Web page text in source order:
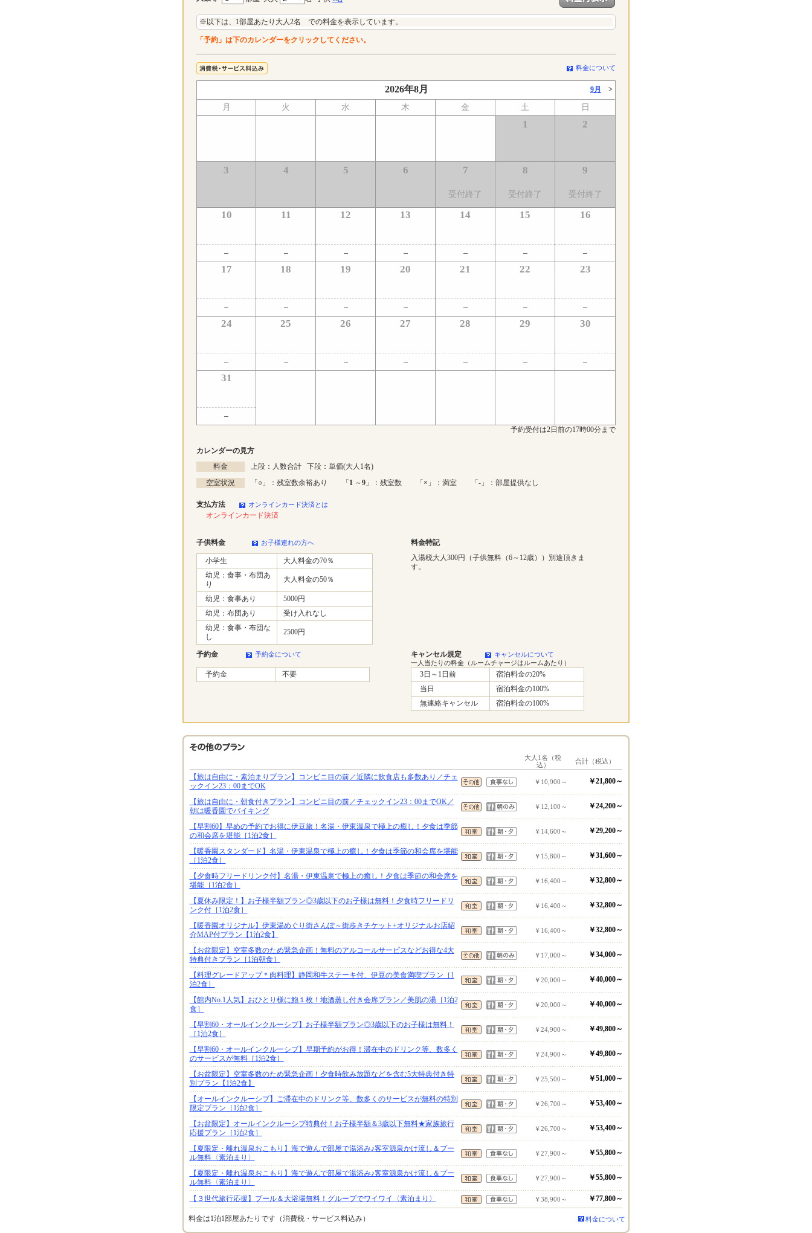
※以下は、1部屋あたり大人2名 での料金を表示しています。
「予約」は下のカレンダーをクリックしてください。
料金について
2026年8月 9月 >
月 火 水 木 金 土 日
1 2
3 4 5 6 7
受付終了
8
受付終了
9
受付終了
10 11 12 13 14 15 16
17 18 19 20 21 22 23
24 25 26 27 28 29 30
31
予約受付は2日前の17時00分まで
カレンダーの見方
料金
上段：人数合計 下段：単価(大人1名)
空室状況
「○ 」：残室数余裕あり 「1 ～9 」：残室数 「× 」：満室 「-」：部屋提供なし
支払方法 オンラインカード決済とは
オンラインカード決済
子供料金 お子様連れの方へ 料金特記
小学生
大人料金の70％
幼児：食事・布団あ
り
大人料金の50％
幼児：食事あり
5000円
幼児：布団あり
受け入れなし
幼児：食事・布団な
し
2500円
入湯税大人300円（子供無料（6～12歳））別途頂きま
す。
予約金 予約金について キャンセル規定
キャンセルについて
一人当たりの料金（ルームチャージはルームあたり）
予約金 不要 3日～1日前
宿泊料金の20%
当日
宿泊料金の100%
無連絡キャンセル
宿泊料金の100%
大人1名（税
込）
合計（税込）
【旅は自由に・素泊まりプラン】コンビニ目の前／近隣に飲食店も多数あり／チェ
ックイン23：00までOK
￥10,900～ ￥21,800～
【旅は自由に・朝食付きプラン】コンビニ目の前／チェックイン23：00までOK／
朝は暖香園でバイキング
￥12,100～ ￥24,200～
【早割60】早めの予約でお得に伊豆旅！名湯・伊東温泉で極上の癒し！夕食は季節
の和会席を堪能［1泊2食］
￥14,600～ ￥29,200～
【暖香園スタンダード】名湯・伊東温泉で極上の癒し！夕食は季節の和会席を堪能
［1泊2食］
￥15,800～ ￥31,600～
【夕食時フリードリンク付】名湯・伊東温泉で極上の癒し！夕食は季節の和会席を
堪能［1泊2食］
￥16,400～ ￥32,800～
【夏休み限定！】お子様半額プラン◎3歳以下のお子様は無料！夕食時フリードリ
ンク付［1泊2食］
￥16,400～ ￥32,800～
【暖香園オリジナル】伊東湯めぐり街さんぽ～街歩きチケット+オリジナルお店紹
介MAP付プラン【1泊2食】
￥16,400～ ￥32,800～
【お盆限定】空室多数のため緊急企画！無料のアルコールサービスなどお得な4大
特典付きプラン［1泊朝食］
￥17,000～ ￥34,000～
【料理グレードアップ＊肉料理】静岡和牛ステーキ付、伊豆の美食満喫プラン［1
泊2食］
￥20,000～ ￥40,000～
【館内No.1人気】おひとり様に鮑１枚！地酒蒸し付き会席プラン／美肌の湯［1泊2
食］
￥20,000～ ￥40,000～
【早割60・オールインクルーシブ】お子様半額プラン◎3歳以下のお子様は無料！
［1泊2食］
￥24,900～ ￥49,800～
【早割60・オールインクルーシブ】早期予約がお得！滞在中のドリンク等、数多く
のサービスが無料［1泊2食］
￥24,900～ ￥49,800～
【お盆限定】空室多数のため緊急企画！夕食時飲み放題などを含む5大特典付き特
別プラン【1泊2食】
￥25,500～ ￥51,000～
【オールインクルーシブ】ご滞在中のドリンク等、数多くのサービスが無料の特別
限定プラン［1泊2食］
￥26,700～ ￥53,400～
【お盆限定】オールインクルーシブ特典付！お子様半額＆3歳以下無料★家族旅行
応援プラン［1泊2食］
￥26,700～ ￥53,400～
【夏限定・離れ温泉おこもり】海で遊んで部屋で湯浴み♪客室源泉かけ流し＆プー
ル無料〈素泊まり〉
￥27,900～ ￥55,800～
【夏限定・離れ温泉おこもり】海で遊んで部屋で湯浴み♪客室源泉かけ流し＆プー
ル無料〈素泊まり〉
￥27,900～ ￥55,800～
【３世代旅行応援】プール＆大浴場無料！グループでワイワイ〈素泊まり〉 ￥38,900～ ￥77,800～
料金は1泊1部屋あたりです（消費税・サービス料込み） 料金について